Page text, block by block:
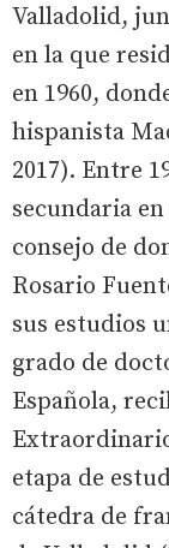
Valladolid,
en la que
en 1960,
hispanista
2017). Entre
secundaria
consejo de
Rosario
sus estudios
grado de
Española,
etapa de
cátedra de